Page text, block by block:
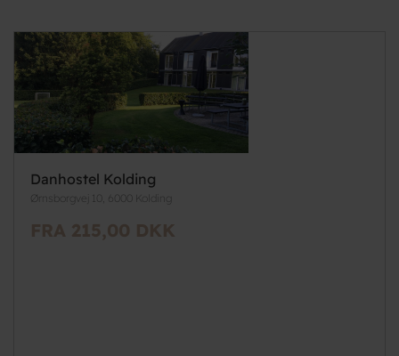
Danhostel Kolding
Ørnsborgvej 10, 6000 Kolding
FRA 215,00 DKK